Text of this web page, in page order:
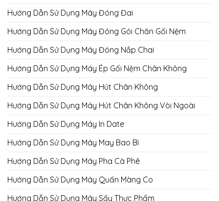
Hướng Dẫn Sử Dụng Máy Đóng Đai
Hướng Dẫn Sử Dụng Máy Đóng Gói Chăn Gối Nệm
Hướng Dẫn Sử Dụng Máy Đóng Nắp Chai
Hướng Dẫn Sử Dụng Máy Ép Gối Nệm Chân Không
Hướng Dẫn Sử Dụng Máy Hút Chân Không
Hướng Dẫn Sử Dụng Máy Hút Chân Không Vòi Ngoài
Hướng Dẫn Sử Dụng Máy In Date
Hướng Dẫn Sử Dụng Máy May Bao Bì
Hướng Dẫn Sử Dụng Máy Pha Cà Phê
Hướng Dẫn Sử Dụng Máy Quấn Màng Co
Hướng Dẫn Sử Dụng Máy Sấy Thực Phẩm